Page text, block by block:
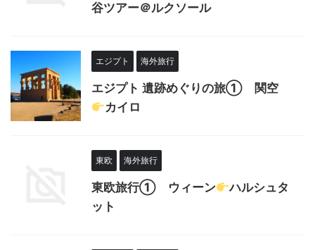
谷ツアー＠ルクソール
エジプト 海外旅行
エジプト 遺跡めぐりの旅➀ 関空
カイロ
東欧 海外旅行
東欧旅行① ウィーン
ハルシュタ
ット